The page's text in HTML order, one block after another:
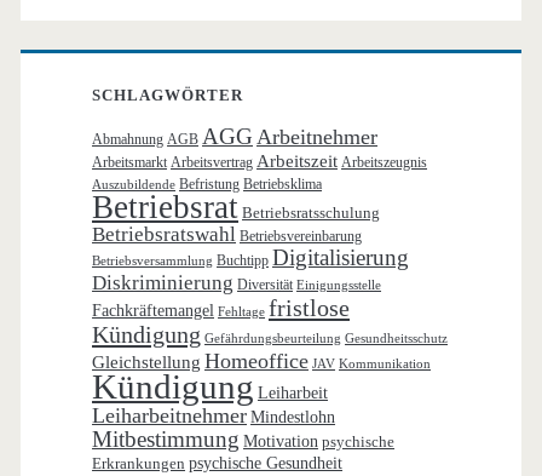
SCHLAGWÖRTER
Abmahnung AGB AGG Arbeitnehmer
Arbeitsmarkt Arbeitsvertrag Arbeitszeit Arbeitszeugnis
Auszubildende Befristung Betriebsklima
Betriebsrat Betriebsratsschulung
Betriebsratswahl Betriebsvereinbarung
Betriebsversammlung Buchtipp Digitalisierung
Diskriminierung Diversität Einigungsstelle
Fachkräftemangel Fehltage fristlose
Kündigung Gefährdungsbeurteilung Gesundheitsschutz
Gleichstellung Homeoffice JAV Kommunikation
Kündigung Leiharbeit
Leiharbeitnehmer Mindestlohn
Mitbestimmung Motivation psychische
Erkrankungen psychische Gesundheit